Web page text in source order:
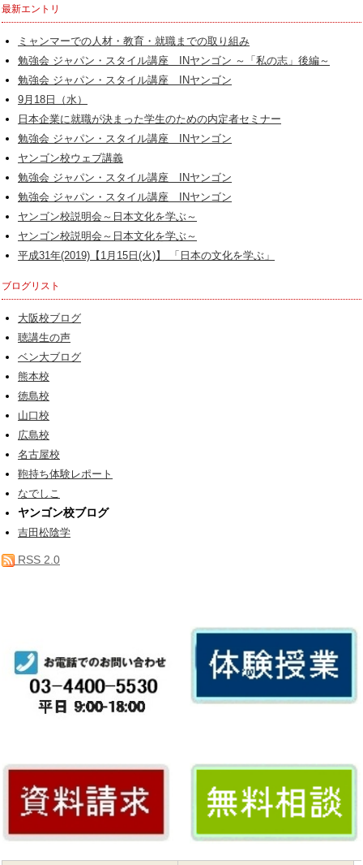
最新エントリ
ミャンマーでの人材・教育・就職までの取り組み
勉強会 ジャパン・スタイル講座 INヤンゴン ～「私の志」後編～
勉強会 ジャパン・スタイル講座 INヤンゴン
9月18日（水）
日本企業に就職が決まった学生のための内定者セミナー
勉強会 ジャパン・スタイル講座 INヤンゴン
ヤンゴン校ウェブ講義
勉強会 ジャパン・スタイル講座 INヤンゴン
勉強会 ジャパン・スタイル講座 INヤンゴン
ヤンゴン校説明会～日本文化を学ぶ～
ヤンゴン校説明会～日本文化を学ぶ～
平成31年(2019)【1月15日(火)】 「日本の文化を学ぶ」
ブログリスト
大阪校ブログ
聴講生の声
ベン大ブログ
熊本校
徳島校
山口校
広島校
名古屋校
鞄持ち体験レポート
なでしこ
ヤンゴン校ブログ
吉田松陰学
RSS 2.0